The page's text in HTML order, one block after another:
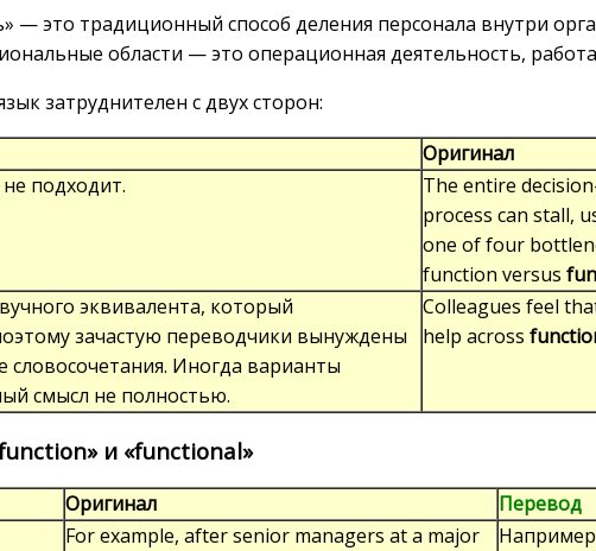
— это традиционный способ деления персонала внутри
области — это операционная деятельность,
затруднителен с двух сторон:
Оригинал
подходит.
The entire
process can stall,
one of four
function versus
эквивалента, который
зачастую переводчики вынуждены
Иногда варианты
смысл не полностью.
Colleagues feel
help across
и «functional»
Оригинал
Перевод
For example, after senior managers at a major